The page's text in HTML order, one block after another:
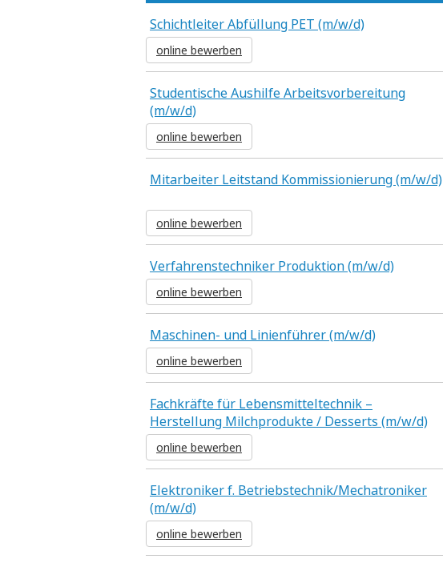
Schichtleiter Abfüllung PET (m/w/d)
online bewerben
Studentische Aushilfe Arbeitsvorbereitung
(m/w/d)
online bewerben
Mitarbeiter Leitstand Kommissionierung (m/w/d)
online bewerben
Verfahrenstechniker Produktion (m/w/d)
online bewerben
Maschinen- und Linienführer (m/w/d)
online bewerben
Fachkräfte für Lebensmitteltechnik –
Herstellung Milchprodukte / Desserts (m/w/d)
online bewerben
Elektroniker f. Betriebstechnik/Mechatroniker
(m/w/d)
online bewerben